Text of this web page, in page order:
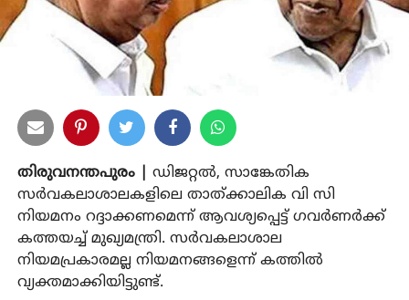
തിരുവനന്തപുരം |
ഡിജറ്റല്‍, സാങ്കേതിക
സര്‍വകലാശാലകളിലെ താത്ക്കാലിക വി സി
നിയമനം റദ്ദാക്കണമെന്ന് ആവശ്യപ്പെട്ട് ഗവര്‍ണര്‍ക്ക്
കത്തയച്ച് മുഖ്യമന്ത്രി. സര്‍വകലാശാല
നിയമപ്രകാരമല്ല നിയമനങ്ങളെന്ന് കത്തില്‍
വ്യക്തമാക്കിയിട്ടുണ്ട്.